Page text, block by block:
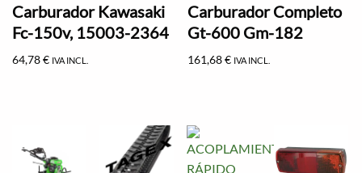
Carburador Kawasaki
Fc-150v, 15003-2364
64,78€ IVA INCL.
Carburador Completo
Gt-600 Gm-182
161,68€ IVA INCL.